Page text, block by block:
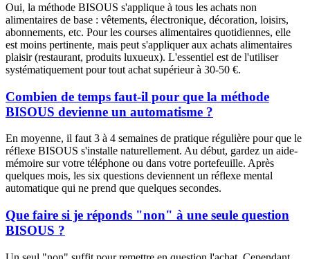
Oui, la méthode BISOUS s'applique à tous les achats non
alimentaires de base : vêtements, électronique, décoration, loisirs,
abonnements, etc. Pour les courses alimentaires quotidiennes, elle
est moins pertinente, mais peut s'appliquer aux achats alimentaires
plaisir (restaurant, produits luxueux). L'essentiel est de l'utiliser
systématiquement pour tout achat supérieur à 30-50 €.
Combien de temps faut-il pour que la méthode
BISOUS devienne un automatisme ?
En moyenne, il faut 3 à 4 semaines de pratique régulière pour que le
réflexe BISOUS s'installe naturellement. Au début, gardez un aide-
mémoire sur votre téléphone ou dans votre portefeuille. Après
quelques mois, les six questions deviennent un réflexe mental
automatique qui ne prend que quelques secondes.
Que faire si je réponds "non" à une seule question
BISOUS ?